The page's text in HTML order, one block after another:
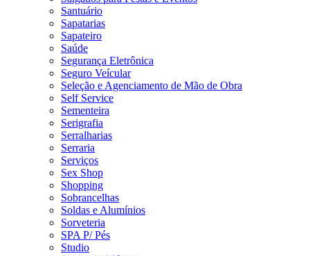
Santuário
Sapatarias
Sapateiro
Saúde
Segurança Eletrônica
Seguro Veícular
Seleção e Agenciamento de Mão de Obra
Self Service
Sementeira
Serigrafia
Serralharias
Serraria
Serviços
Sex Shop
Shopping
Sobrancelhas
Soldas e Alumínios
Sorveteria
SPA P/ Pés
Studio